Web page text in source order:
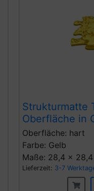
Strukturmatte
Oberfläche in
Oberfläche: hart
Farbe: Gelb
Maße: 28,4 x
Lieferzeit: 3-7